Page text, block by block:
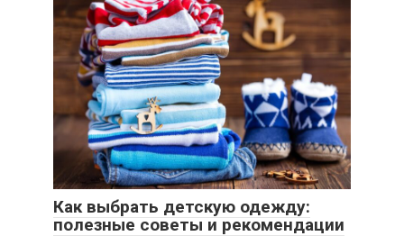
Как выбрать детскую одежду:
полезные советы и рекомендации